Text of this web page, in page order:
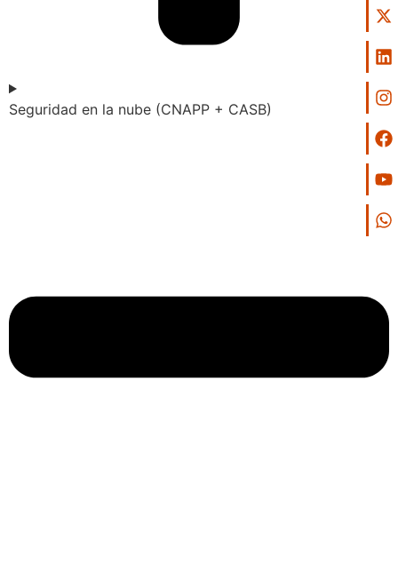
Seguridad en la nube (CNAPP + CASB)